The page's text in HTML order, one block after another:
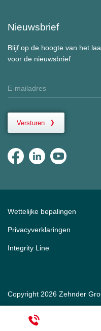
Nieuwsbrief
Blijf op de hoogte van het
voor de nieuwsbrief
Versturen
Copyright 2026 Zehnder
Wettelijke bepalingen
Privacyverklaringen
Integrity Line